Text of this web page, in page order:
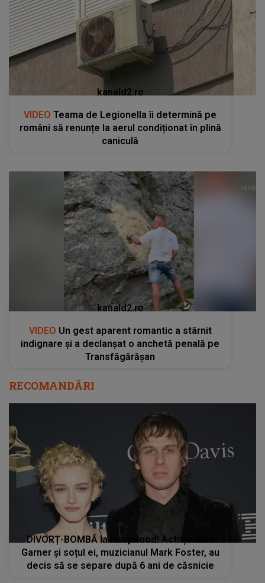
kanald2.ro
VIDEO Teama de Legionella îi determină pe
români să renunțe la aerul condiționat în plină
caniculă
kanald2.ro
VIDEO Un gest aparent romantic a stârnit
indignare și a declanșat o anchetă penală pe
Transfăgărășan
RECOMANDĂRI
DIVORȚ-BOMBĂ la Hollywood! Actrița Julia
Garner și soțul ei, muzicianul Mark Foster, au
decis să se separe după 6 ani de căsnicie